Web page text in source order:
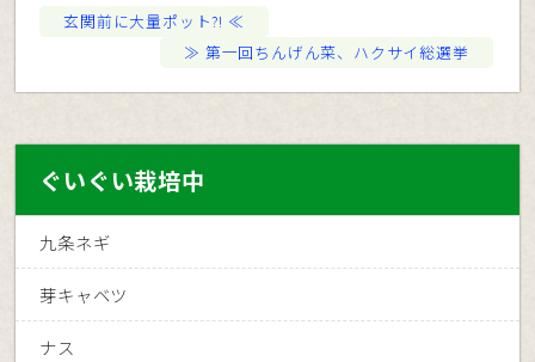
玄関前に大量ポット⁈
第一回ちんげん菜、ハクサイ総選挙
ぐいぐい栽培中
九条ネギ
芽キャベツ
ナス